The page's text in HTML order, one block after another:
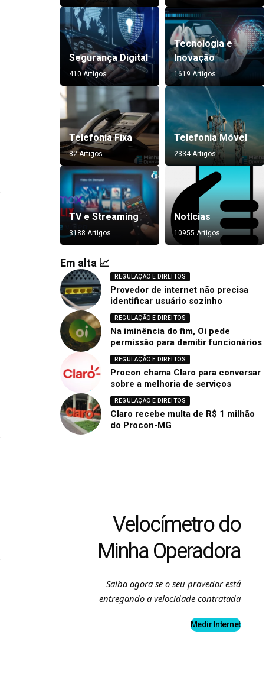
Segurança Digital
410 Artigos
Tecnologia e
Inovação
1619 Artigos
Telefonia Fixa
82 Artigos
Telefonia Móvel
2334 Artigos
TV e Streaming
3188 Artigos
Notícias
10955 Artigos
Em alta 📈
REGULAÇÃO E DIREITOS
Provedor de internet não precisa
identificar usuário sozinho
REGULAÇÃO E DIREITOS
Na iminência do fim, Oi pede
permissão para demitir funcionários
REGULAÇÃO E DIREITOS
Procon chama Claro para conversar
sobre a melhoria de serviços
REGULAÇÃO E DIREITOS
Claro recebe multa de R$ 1 milhão
do Procon-MG
Velocímetro do
Minha Operadora
Saiba agora se o seu provedor está
entregando a velocidade contratada
Medir Internet